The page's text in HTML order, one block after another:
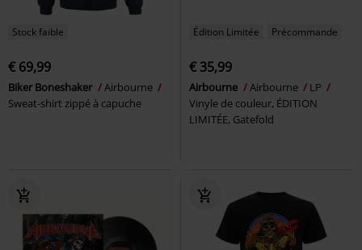
Stock faible
€ 69,99
Biker Boneshaker
Airbourne
Sweat-shirt zippé à capuche
Édition Limitée Précommande
€ 35,99
Airbourne Airbourne
LP
Vinyle de couleur, ÉDITION
LIMITÉE, Gatefold